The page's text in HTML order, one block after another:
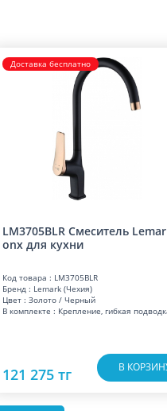
Доставка бесплатно
LM3705BLR Смеситель
onx для кухни
Код товара : LM3705BLR
Бренд : Lemark (Чехия)
Цвет : Золото / Черный
В комплекте : Крепление, гибкая
121 275 тг В